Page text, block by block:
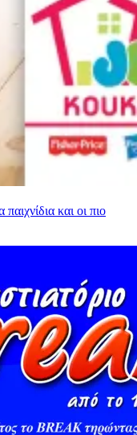
και οι πιο